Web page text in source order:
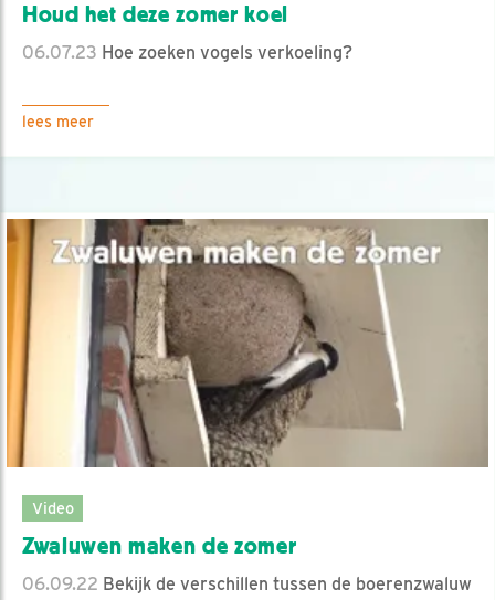
Houd het deze zomer koel
06.07.23 Hoe zoeken vogels verkoeling?
lees meer
Video
Zwaluwen maken de zomer
06.09.22 Bekijk de verschillen tussen de boerenzwaluw